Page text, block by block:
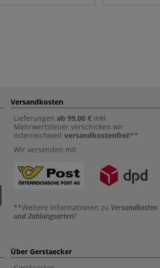
Versandkosten
Lieferungen ab 99,00 € inkl.
Mehrwertsteuer verschicken wir
österreichweit versandkostenfrei!**
Wir versenden mit
**Weitere Informationen zu Versandkosten
und Zahlungsarten?
Über Gerstaecker